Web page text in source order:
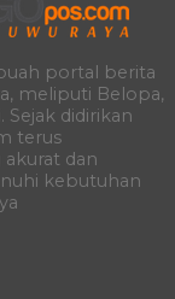
portal berita
meliputi Belopa,
Sejak didirikan
terus
dan
kebutuhan